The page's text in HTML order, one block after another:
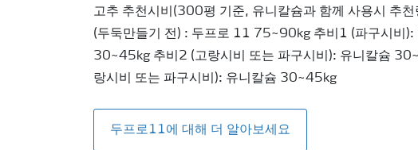
고추 추천시비(300평 기준, 유니칼슘과 함께 사용시 추천
(두둑만들기 전) : 두프로 11 75~90kg 추비1 (파구시비):
30~45kg 추비2 (고랑시비 또는 파구시비): 유니칼슘
랑시비 또는 파구시비): 유니칼슘 30~45kg
두프로11에 대해 더 알아보세요